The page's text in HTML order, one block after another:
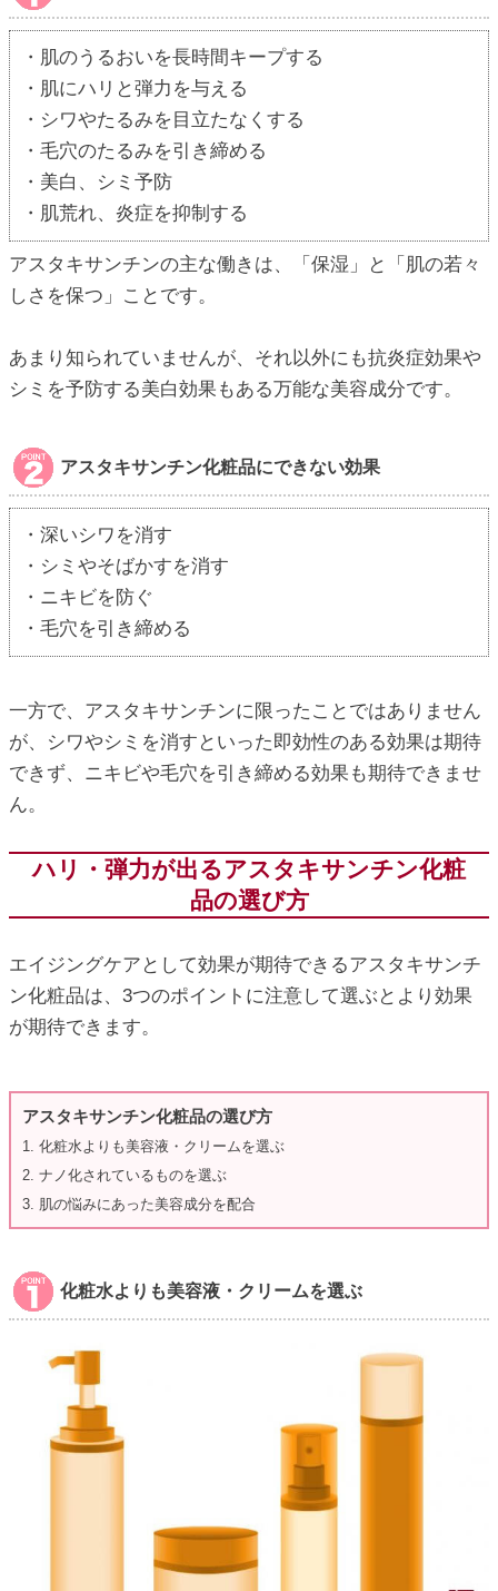
・肌のうるおいを長時間キープする
・肌にハリと弾力を与える
・シワやたるみを目立たなくする
・毛穴のたるみを引き締める
・美白、シミ予防
・肌荒れ、炎症を抑制する
アスタキサンチンの主な働きは、「保湿」と「肌の若々
しさを保つ」ことです。
あまり知られていませんが、それ以外にも抗炎症効果や
シミを予防する美白効果もある万能な美容成分です。
アスタキサンチン化粧品にできない効果
・深いシワを消す
・シミやそばかすを消す
・ニキビを防ぐ
・毛穴を引き締める
一方で、アスタキサンチンに限ったことではありません
が、シワやシミを消すといった即効性のある効果は期待
できず、ニキビや毛穴を引き締める効果も期待できませ
ん。
ハリ・弾力が出るアスタキサンチン化粧
品の選び方
エイジングケアとして効果が期待できるアスタキサンチ
ン化粧品は、3つのポイントに注意して選ぶとより効果
が期待できます。
アスタキサンチン化粧品の選び方
1. 化粧水よりも美容液・クリームを選ぶ
2. ナノ化されているものを選ぶ
3. 肌の悩みにあった美容成分を配合
化粧水よりも美容液・クリームを選ぶ